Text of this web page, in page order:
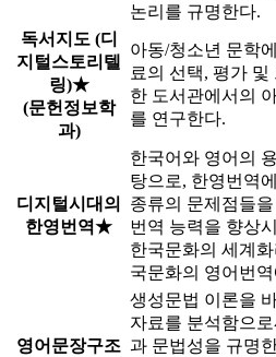
논리를 규명한다.
독서지도 (디
지털스토리텔
링)★
(문헌정보학
과)
아동/청소년 문학
료의 선택, 평가
한 도서관에서의
를 연구한다.
디지털시대의
한영번역★
한국어와 영어의
탕으로, 한영번역
종류의 문제점들
번역 능력을 향상
한국문화의 세계
국문화의 영어번
영어문장구조
생성문법 이론을
자료를 분석함으
과 문법성을 규명